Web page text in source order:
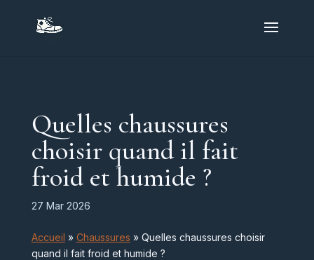
Quelles chaussures
choisir quand il fait
froid et humide ?
27 Mar 2026
Accueil » Chaussures » Quelles chaussures choisir
quand il fait froid et humide ?